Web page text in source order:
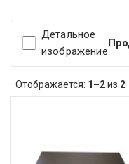
Детальное
изображение
Отображается: 1–2из 2